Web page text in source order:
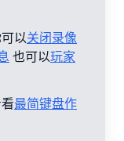
以关闭录像
也可以玩家
最简键盘作